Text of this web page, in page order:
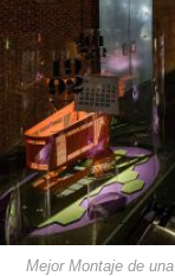
Mejor Montaje de